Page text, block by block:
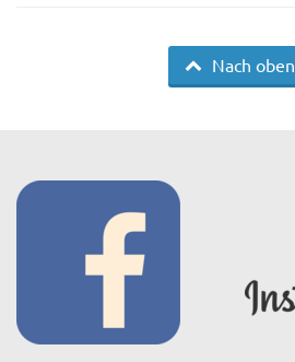
Nach oben